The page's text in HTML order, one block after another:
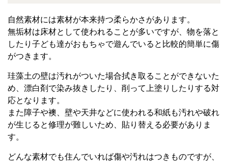
自然素材には素材が本来持つ柔らかさがあります。
無垢材は床材として使われることが多いですが、物を落と
したり子ども達がおもちゃで遊んでいると比較的簡単に傷
がつきます。
珪藻土の壁は汚れがついた場合拭き取ることができないた
め、漂白剤で染み抜きしたり、削って上塗りしたりする対
応となります。
また障子や襖、壁や天井などに使われる和紙も汚れや破れ
が生じると修理が難しいため、貼り替える必要がありま
す。
どんな素材でも住んでいれば傷や汚れはつきものですが、